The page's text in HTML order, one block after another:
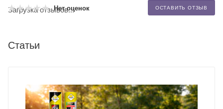
Нет оценок ОСТАВИТЬ ОТЗЫВ
Загрузка отзывов...
Статьи